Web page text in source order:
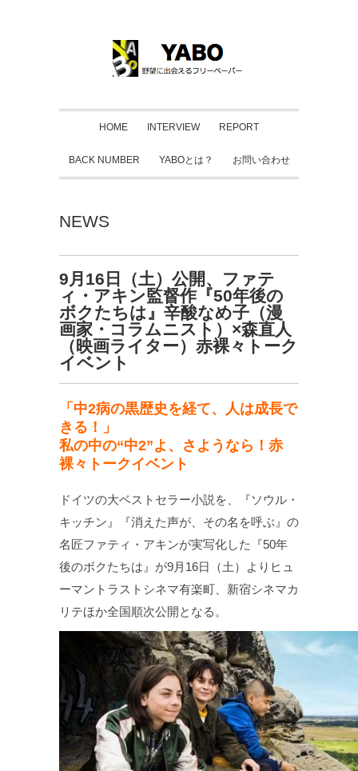
HOME INTERVIEW REPORT
BACK NUMBER YABOとは？ お問い合わせ
NEWS
9月16日（土）公開、ファテ
ィ・アキン監督作『50年後の
ボクたちは』辛酸なめ子（漫
画家・コラムニスト）×森直人
（映画ライター）赤裸々トーク
イベント
「中2病の黒歴史を経て、人は成長で
きる！」
私の中の“中2”よ、さようなら！赤
裸々トークイベント
ドイツの大ベストセラー小説を、『ソウル・
キッチン』『消えた声が、その名を呼ぶ』の
名匠ファティ・アキンが実写化した『50年
後のボクたちは』が9月16日（土）よりヒュ
ーマントラストシネマ有楽町、新宿シネマカ
リテほか全国順次公開となる。